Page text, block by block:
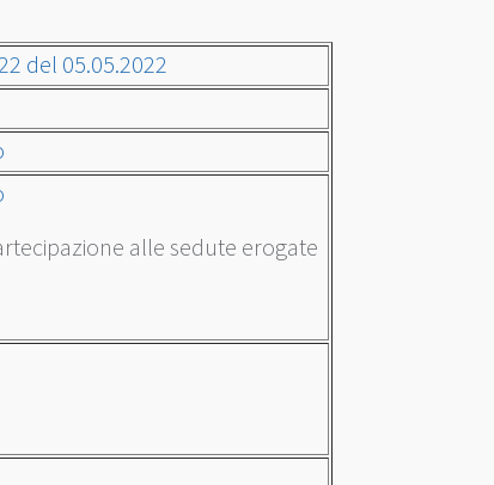
del 05.05.2022
alle sedute erogate